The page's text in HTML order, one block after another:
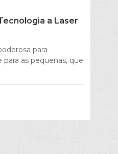
a Laser
para
as pequenas, que